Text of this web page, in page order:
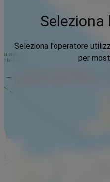
Seleziona
Seleziona l'operatore
per